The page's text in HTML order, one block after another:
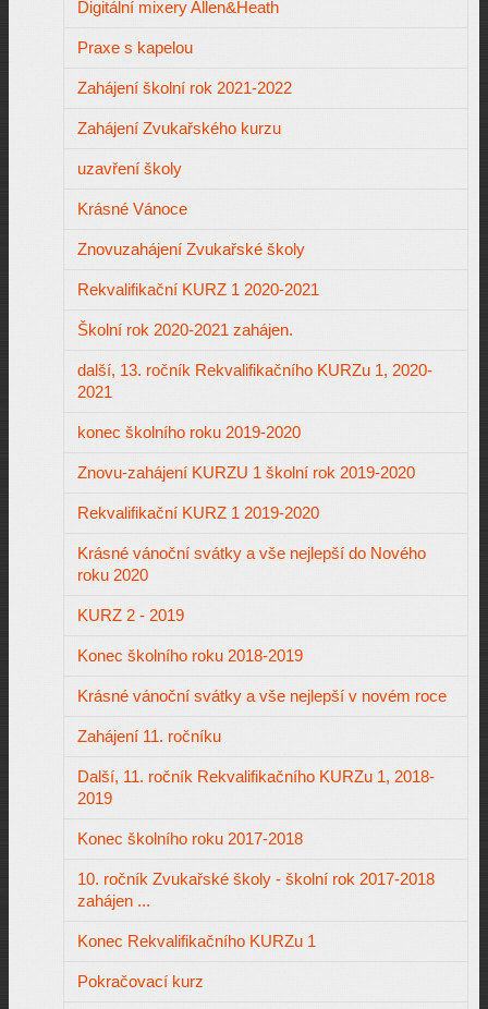
Digitální mixery Allen&Heath
Praxe s kapelou
Zahájení školní rok 2021-2022
Zahájení Zvukařského kurzu
uzavření školy
Krásné Vánoce
Znovuzahájení Zvukařské školy
Rekvalifikační KURZ 1 2020-2021
Školní rok 2020-2021 zahájen.
další, 13. ročník Rekvalifikačního KURZu 1, 2020-
2021
konec školního roku 2019-2020
Znovu-zahájení KURZU 1 školní rok 2019-2020
Rekvalifikační KURZ 1 2019-2020
Krásné vánoční svátky a vše nejlepší do Nového
roku 2020
KURZ 2 - 2019
Konec školního roku 2018-2019
Krásné vánoční svátky a vše nejlepší v novém roce
Zahájení 11. ročníku
Další, 11. ročník Rekvalifikačního KURZu 1, 2018-
2019
Konec školního roku 2017-2018
10. ročník Zvukařské školy - školní rok 2017-2018
zahájen ...
Konec Rekvalifikačního KURZu 1
Pokračovací kurz